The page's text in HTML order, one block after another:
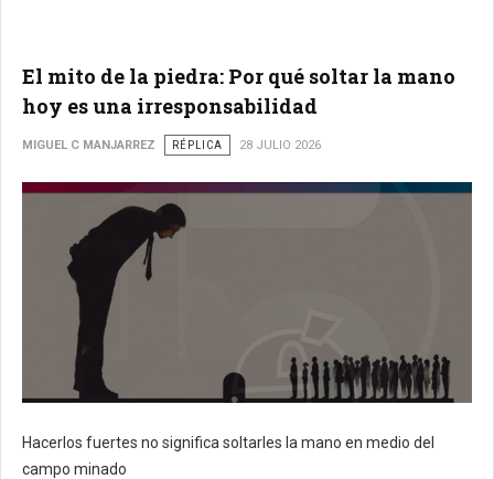
El mito de la piedra: Por qué soltar la mano
hoy es una irresponsabilidad
MIGUEL C MANJARREZ RÉPLICA 28 JULIO 2026
Hacerlos fuertes no significa soltarles la mano en medio del
campo minado